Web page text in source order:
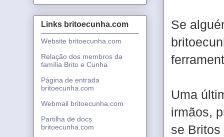
Se
Uma
irmãos,
se
Links britoecunha.com
Website britoecunha.com
Relação dos membros da
família Brito e Cunha
Página de entrada
britoecunha.com
Webmail britoecunha.com
Partilha de docs
britoecunha.com